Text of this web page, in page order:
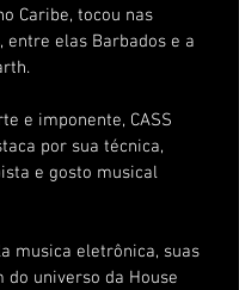
Caribe, tocou nas
entre elas Barbados e a
e imponente, CASS
por sua técnica,
e gosto musical
musica eletrônica, suas
do universo da House